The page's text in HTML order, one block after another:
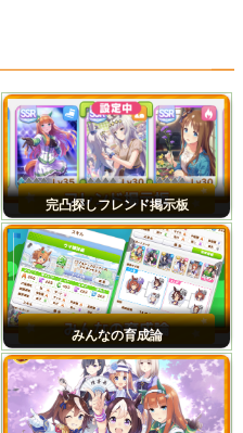
完凸探しフレンド掲示板
みんなの育成論